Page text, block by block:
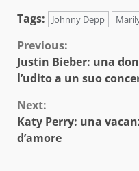
Tags:
Johnny Depp
Continue
Reading
Previous:
Justin Bieber: una
l’udito a un suo
Next:
Katy Perry: una
d’amore